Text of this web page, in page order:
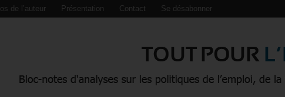
de l’auteur Présentation Contact Se désabonner